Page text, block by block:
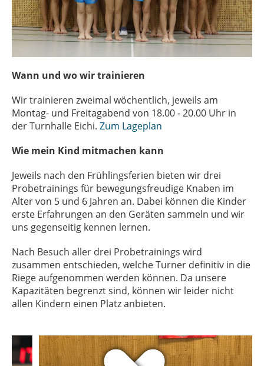
Wann und wo wir trainieren
Wir trainieren zweimal wöchentlich, jeweils am
Montag- und Freitagabend von 18.00 - 20.00 Uhr in
der Turnhalle Eichi. Zum Lageplan
Wie mein Kind mitmachen kann
Jeweils nach den Frühlingsferien bieten wir drei
Probetrainings für bewegungsfreudige Knaben im
Alter von 5 und 6 Jahren an. Dabei können die Kinder
erste Erfahrungen an den Geräten sammeln und wir
uns gegenseitig kennen lernen.
Nach Besuch aller drei Probetrainings wird
zusammen entschieden, welche Turner definitiv in die
Riege aufgenommen werden können. Da unsere
Kapazitäten begrenzt sind, können wir leider nicht
allen Kindern einen Platz anbieten.